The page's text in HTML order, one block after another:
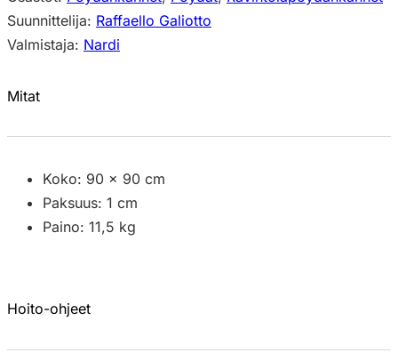
Suunnittelija: Raffaello Galiotto
Valmistaja: Nardi
Mitat
Koko: 90 x 90 cm
Paksuus: 1 cm
Paino: 11,5 kg
Hoito-ohjeet